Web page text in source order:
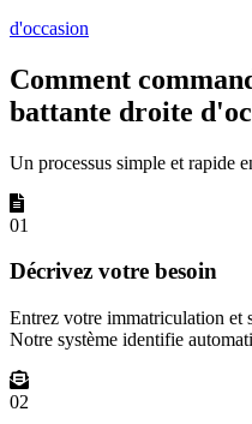
d'occasion
Comment
battante droite
Un processus simple et rapide
01
Décrivez votre besoin
Entrez votre immatriculation et
Notre système identifie
02